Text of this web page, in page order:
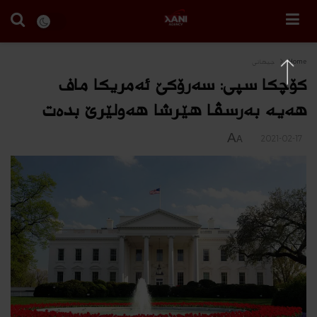
Home جیهانی
كۆچكا سپى: سه‌رۆكێ ئه‌مریكا ماف
هه‌یه‌ به‌رسڤا هێرشا هه‌ولێرێ بده‌ت
A
A